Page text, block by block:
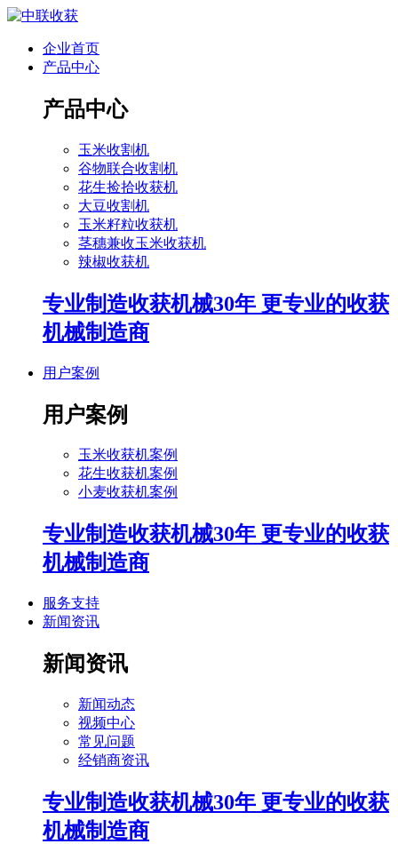
企业首页
产品中心
产品中心
玉米收割机
谷物联合收割机
花生捡拾收获机
大豆收割机
玉米籽粒收获机
茎穗兼收玉米收获机
辣椒收获机
专业制造收获机械30年 更专业的收获
机械制造商
用户案例
用户案例
玉米收获机案例
花生收获机案例
小麦收获机案例
专业制造收获机械30年 更专业的收获
机械制造商
服务支持
新闻资讯
新闻资讯
新闻动态
视频中心
常见问题
经销商资讯
专业制造收获机械30年 更专业的收获
机械制造商